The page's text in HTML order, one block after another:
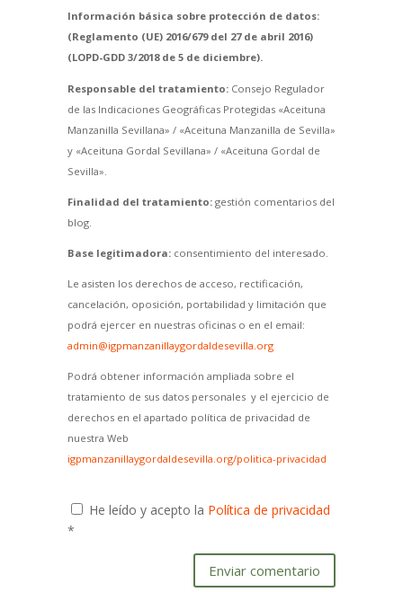
Información básica sobre protección de datos:
(Reglamento (UE) 2016/679 del 27 de abril 2016)
(LOPD-GDD 3/2018 de 5 de diciembre).
Responsable del tratamiento:Consejo Regulador
de las Indicaciones Geográficas Protegidas «Aceituna
Manzanilla Sevillana» / «Aceituna Manzanilla de Sevilla»
y «Aceituna Gordal Sevillana» / «Aceituna Gordal de
Sevilla».
Finalidad del tratamiento:gestión comentarios del
blog.
Base legitimadora:consentimiento del interesado.
Le asisten los derechos de acceso, rectificación,
cancelación, oposición, portabilidad y limitación que
podrá ejercer en nuestras oficinas o en el email:
admin@igpmanzanillaygordaldesevilla.org
Podrá obtener información ampliada sobre el
tratamiento de sus datos personales y el ejercicio de
derechos en el apartado política de privacidad de
nuestra Web
igpmanzanillaygordaldesevilla.org/politica-privacidad
He leído y acepto la Política de privacidad
*
Enviar comentario